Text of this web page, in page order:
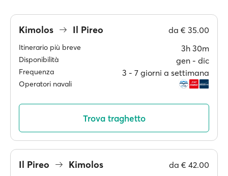
Kimolos Il Pireo da € 35.00
Itinerario più breve 3h 30m
Disponibilità gen ‐ dic
Frequenza 3 ‐ 7 giorni a settimana
Operatori navali
Trova traghetto
Il Pireo Kimolos da € 42.00